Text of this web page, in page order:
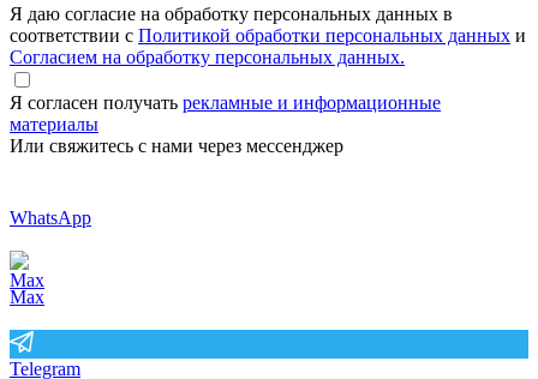
Я даю согласие на обработку персональных данных в
соответствии с Политикой обработки персональных данных и
Согласием на обработку персональных данных.
Я согласен получать рекламные и информационные
материалы
Или свяжитесь с нами через мессенджер
WhatsApp
Max
Telegram